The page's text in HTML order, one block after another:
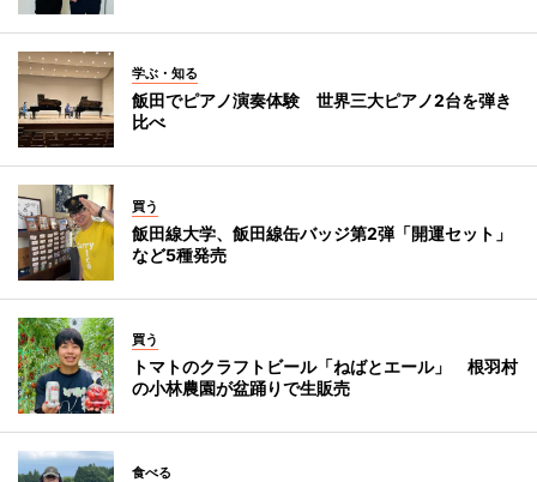
学ぶ・知る
飯田でピアノ演奏体験 世界三大ピアノ2台を弾き
比べ
買う
飯田線大学、飯田線缶バッジ第2弾「開運セット」
など5種発売
買う
トマトのクラフトビール「ねばとエール」 根羽村
の小林農園が盆踊りで生販売
食べる